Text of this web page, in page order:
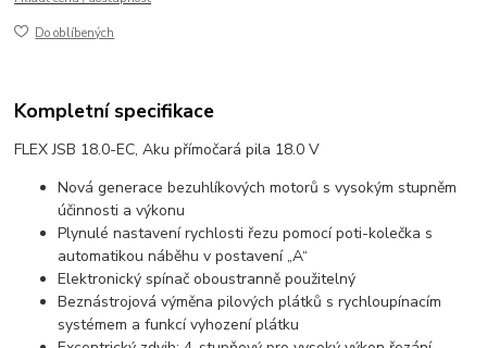
Do oblíbených
Kompletní specifikace
FLEX JSB 18.0-EC, Aku přímočará pila 18.0 V
Nová generace bezuhlíkových motorů s vysokým stupněm
účinnosti a výkonu
Plynulé nastavení rychlosti řezu pomocí poti-kolečka s
automatikou náběhu v postavení „A“
Elektronický spínač oboustranně použitelný
Beznástrojová výměna pilových plátků s rychloupínacím
systémem a funkcí vyhození plátku